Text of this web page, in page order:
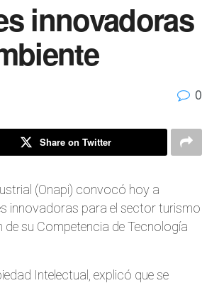
innovadoras
0
Share on Twitter
(Onapi) convocó hoy a
innovadoras para el sector turismo
de su Competencia de Tecnología
Intelectual, explicó que se